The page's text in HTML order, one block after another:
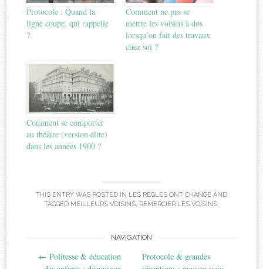
Protocole : Quand la
ligne coupe, qui rappelle
?
Comment ne pas se
mettre les voisins à dos
lorsqu’on fait des travaux
chez soi ?
Comment se comporter
au théâtre (version élite)
dans les années 1900 ?
THIS ENTRY WAS POSTED IN LES RÈGLES ONT CHANGÉ AND
TAGGED MEILLEURS VOISINS, REMERCIER LES VOISINS.
NAVIGATION
← Politesse & éducation
Protocole & grandes